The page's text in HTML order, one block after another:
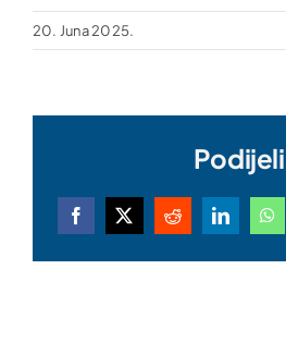
20. Juna 2025.
Facebook
X RedditLinkedIn